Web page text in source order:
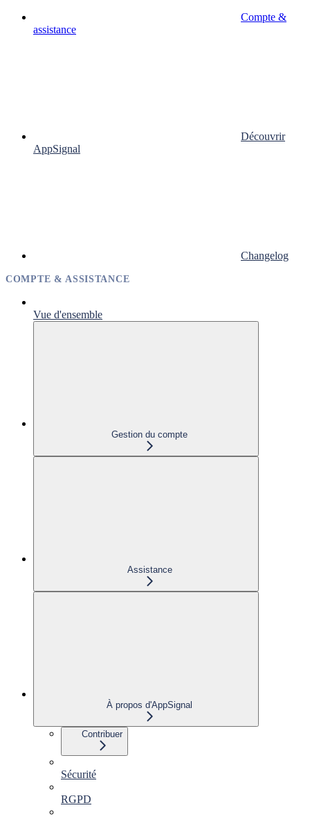
Compte &
assistance
Découvrir
AppSignal
Changelog
COMPTE & ASSISTANCE
Vue d'ensemble
Gestion du compte
Assistance
À propos d'AppSignal
Contribuer
Sécurité
RGPD